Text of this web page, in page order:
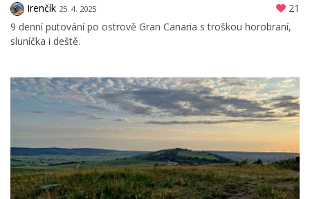
Irenčík 25. 4. 2025
21
9 denní putování po ostrově Gran Canaria s troškou horobraní,
sluníčka i deště.